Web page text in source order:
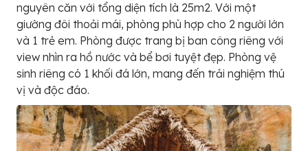
nguyên căn với tổng diện tích là 25m2. Với một
giường đôi thoải mái, phòng phù hợp cho 2 người lớn
và 1 trẻ em. Phòng được trang bị ban công riêng với
view nhìn ra hồ nước và bể bơi tuyệt đẹp. Phòng vệ
sinh riêng có 1 khối đá lớn, mang đến trải nghiệm thú
vị và độc đáo.